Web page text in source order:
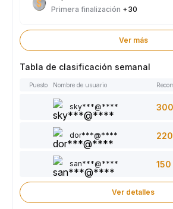
Primera finalización +30
Ver más
Tabla de clasificación semanal
Puesto Nombre de usuario
sky***@**** 300
dor***@**** 220
san***@**** 150
Ver detalles